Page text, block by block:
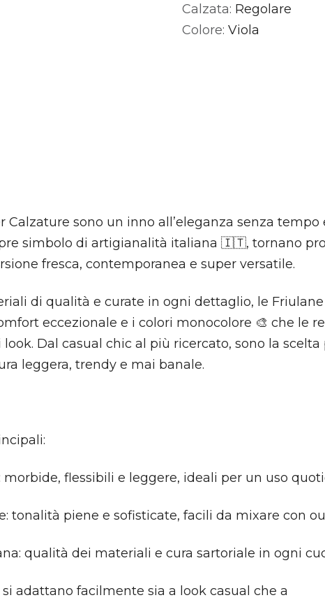
Calzata: Regolare
Colore: Viola
Calzature sono un inno all’eleganza senza
simbolo di artigianalità italiana 🇮🇹, tornano
fresca, contemporanea e super versatile.
di qualità e curate in ogni dettaglio, le
eccezionale e i colori monocolore 🎨 che le
Dal casual chic al più ricercato, sono la
leggera, trendy e mai banale.
morbide, flessibili e leggere, ideali per un uso
tonalità piene e sofisticate, facili da mixare con
qualità dei materiali e cura sartoriale in ogni
si adattano facilmente sia a look casual che a
Spedizioni garantite prima della chiusura solo
APPROFITTANE ORA